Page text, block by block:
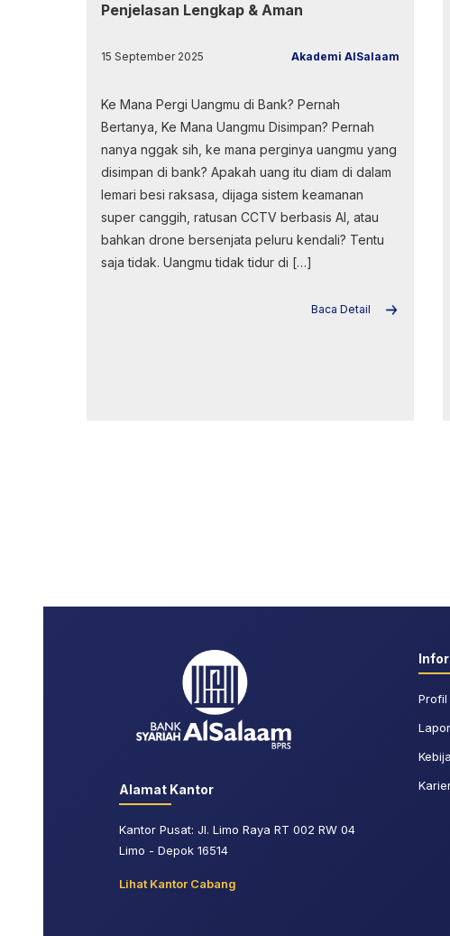
Penjelasan Lengkap & Aman
15 September 2025 Akademi AlSalaam
Ke Mana Pergi Uangmu di Bank? Pernah
Bertanya, Ke Mana Uangmu Disimpan? Pernah
nanya nggak sih, ke mana perginya uangmu yang
disimpan di bank? Apakah uang itu diam di dalam
lemari besi raksasa, dijaga sistem keamanan
super canggih, ratusan CCTV berbasis AI, atau
bahkan drone bersenjata peluru kendali? Tentu
saja tidak. Uangmu tidak tidur di […]
Baca Detail
Alamat Kantor
Kantor Pusat: Jl. Limo Raya RT 002 RW 04
Limo - Depok 16514
Lihat Kantor Cabang
Profil